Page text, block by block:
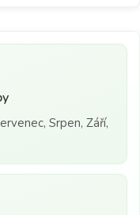
Srpen, Září,